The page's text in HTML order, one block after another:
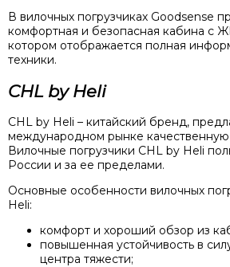
В вилочных погрузчиках Goodsense
комфортная и безопасная кабина с
котором отображается полная
техники.
CHL by Heli
CHL by Heli – китайский бренд,
международном рынке качественную
Вилочные погрузчики CHL by Heli
России и за ее пределами.
Основные особенности вилочных
Heli:
комфорт и хороший обзор из
повышенная устойчивость в
центра тяжести;